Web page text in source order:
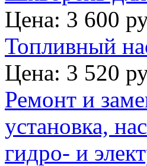
Цена: 3 600
Топливный
Цена: 3 520
Ремонт и
установка,
гидро- и